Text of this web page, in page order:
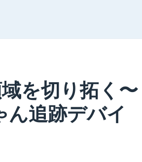
を切り拓く〜
追跡デバイ